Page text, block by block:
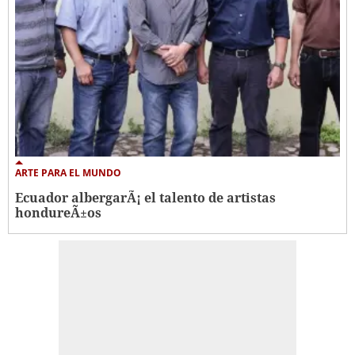
ARTE PARA EL MUNDO
Ecuador albergarÃ¡ el talento de artistas
hondureÃ±os